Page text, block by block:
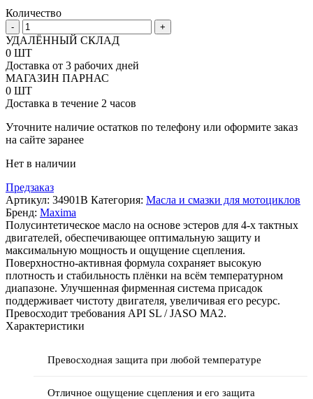
Количество
-
Количество
товара
Масло
Maxima
Syn
Blend
Ester
Liter
(полусинтетическое
эстерами)
+
УДАЛЁННЫЙ СКЛАД
0 ШТ
Доставка от 3 рабочих дней
МАГАЗИН ПАРНАС
0 ШТ
Доставка в течение 2 часов
Уточните наличие остатков по телефону или оформите заказ
на сайте заранее
Нет в наличии
Предзаказ
Артикул: 34901B Категория: Масла и смазки для мотоциклов
Бренд: Maxima
Полусинтетическое масло на основе эстеров для 4-х тактных
двигателей, обеспечивающее оптимальную защиту и
максимальную мощность и ощущение сцепления.
Поверхностно-активная формула сохраняет высокую
плотность и стабильность плёнки на всём температурном
диапазоне. Улучшенная фирменная система присадок
поддерживает чистоту двигателя, увеличивая его ресурс.
Превосходит требования API SL / JASO MA2.
Характеристики
Превосходная защита при любой температуре
Отличное ощущение сцепления и его защита